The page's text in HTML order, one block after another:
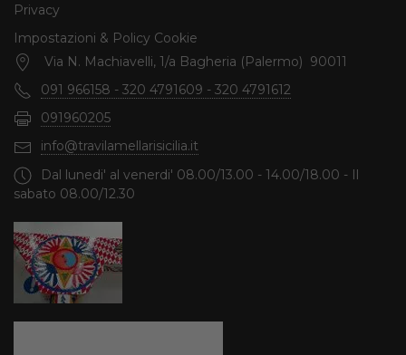
Privacy
Impostazioni & Policy Cookie
Via N. Machiavelli, 1/a Bagheria (Palermo) 90011
091 966158 - 320 4791609 - 320 4791612
091960205
info@travilamellarisicilia.it
Dal lunedi' al venerdi' 08.00/13.00 - 14.00/18.00 - Il
sabato 08.00/12.30